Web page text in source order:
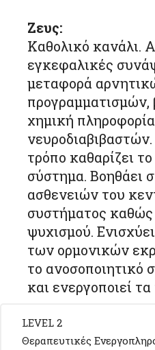
Ζευς:
Καθολικό κανάλι.
εγκεφαλικές
μεταφορά
προγραμματισμών,
χημική
τρόπο καθαρίζει
σύστημα. Βοηθάει
ασθενειών του
συστήματος καθώς
ψυχισμού.
των ορμονικών
το ανοσοποιητικό
και ενεργοποιεί
LEVEL 2
Θεραπευτικές